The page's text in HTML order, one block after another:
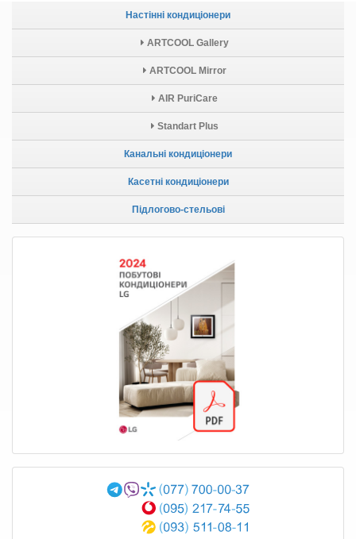
Настінні кондиціонери
ARTCOOL Gallery
ARTCOOL Mirror
AIR PuriCare
Standart Plus
Канальні кондиціонери
Касетні кондиціонери
Підлогово-стельові